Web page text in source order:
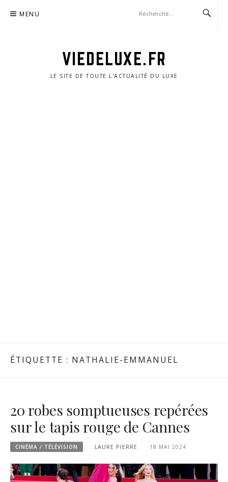
MENU
VIEDELUXE.FR
LE SITE DE TOUTE L'ACTUALITÉ DU LUXE
ÉTIQUETTE : NATHALIE-EMMANUEL
20 robes somptueuses repérées
sur le tapis rouge de Cannes
CINÉMA / TÉLÉVISION LAURE PIERRE 18 MAI 2024